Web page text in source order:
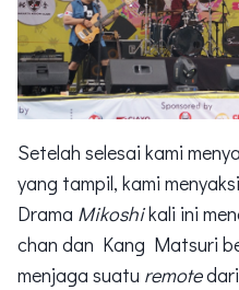
Setelah selesai kami
yang tampil, kami
Drama Mikoshikali ini
chan dan Kang Matsuri
menjaga suatu remote